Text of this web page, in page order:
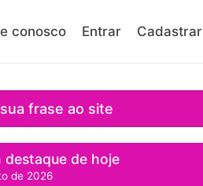
conosco Entrar Cadastrar
frase ao site
destaque de hoje
de 2026